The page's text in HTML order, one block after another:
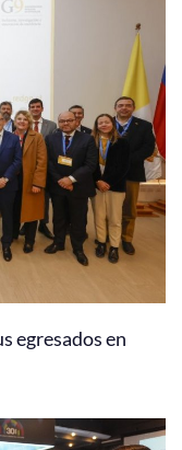
egresados en